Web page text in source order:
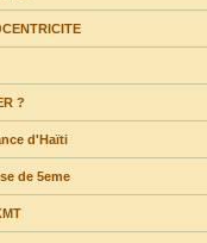
?
d'Haïti
de 5eme